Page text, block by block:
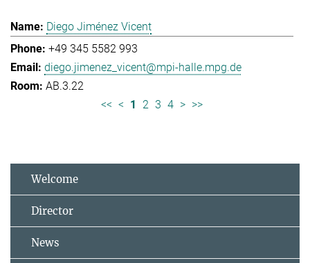
Diego Jiménez Vicent
+49 345 5582 993
diego.jimenez_vicent@mpi-halle.mpg.de
AB.3.22
<< < 1 2 3 4 > >>
Welcome
Director
News